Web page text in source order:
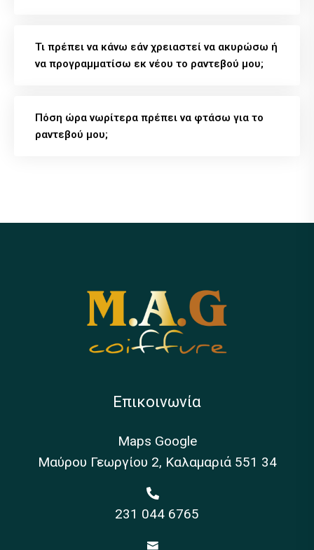
Τι πρέπει να κάνω εάν χρειαστεί να ακυρώσω ή
να προγραμματίσω εκ νέου το ραντεβού μου;
Πόση ώρα νωρίτερα πρέπει να φτάσω για το
ραντεβού μου;
Επικοινωνία
Maps Google
Μαύρου Γεωργίου 2, Καλαμαριά 551 34
231 044 6765